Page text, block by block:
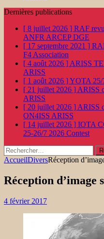
Dernières publications
[ 8 juillet 2026 ] RAF
ANFR ARCEP DGE
[ 17 septembre 2021 ]
F4 Association
[ 4 août 2026 ] ARISS
ARISS
[ 1 août 2026 ]YOTA 25/
[ 21 juillet 2026 ] ARISS
ARISS
[ 20 juillet 2026 ] ARISS
ON4ISS ARISS
[ 14 juillet 2026 ] IOTA
25-26/7 2026 Contest
Rechercher :
AccueilDiversRéception
Réception d’image
4 février 2017